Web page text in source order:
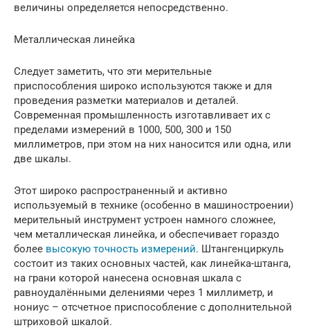
величины определяется непосредственно.
Металлическая линейка
Следует заметить, что эти мерительные
приспособления широко используются также и для
проведения разметки материалов и деталей.
Современная промышленность изготавливает их с
пределами измерений в 1000, 500, 300 и 150
миллиметров, при этом на них наносится или одна, или
две шкалы.
Этот широко распространенный и активно
используемый в технике (особенно в машиностроении)
мерительный инструмент устроен намного сложнее,
чем металлическая линейка, и обеспечивает гораздо
более высокую точность измерений. Штангенциркуль
состоит из таких основных частей, как линейка-штанга,
на грани которой нанесена основная шкала с
равноудалёнными делениями через 1 миллиметр, и
нониус – отсчетное приспособление с дополнительной
штриховой шкалой.